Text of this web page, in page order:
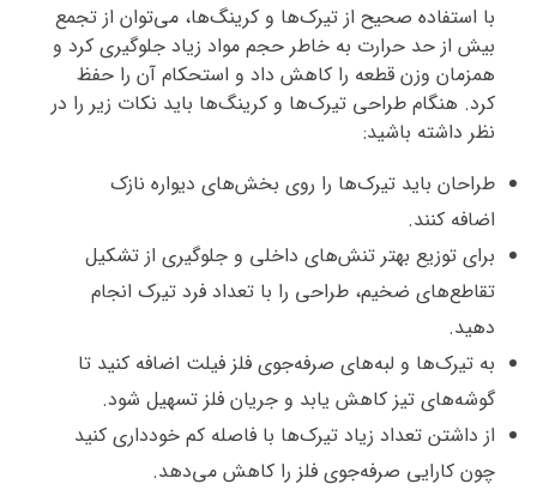
با استفاده صحیح از تیرک‌ها و کرینگ‌ها، می‌توان از تجمع
بیش از حد حرارت به خاطر حجم مواد زیاد جلوگیری کرد و
همزمان وزن قطعه را کاهش داد و استحکام آن را حفظ
کرد. هنگام طراحی تیرک‌ها و کرینگ‌ها باید نکات زیر را در
نظر داشته باشید:
طراحان باید تیرک‌ها را روی بخش‌های دیواره نازک
اضافه کنند.
برای توزیع بهتر تنش‌های داخلی و جلوگیری از تشکیل
تقاطع‌های ضخیم، طراحی را با تعداد فرد تیرک انجام
دهید.
به تیرک‌ها و لبه‌های صرفه‌جوی فلز فیلت اضافه کنید تا
گوشه‌های تیز کاهش یابد و جریان فلز تسهیل شود.
از داشتن تعداد زیاد تیرک‌ها با فاصله کم خودداری کنید
چون کارایی صرفه‌جوی فلز را کاهش می‌دهد.